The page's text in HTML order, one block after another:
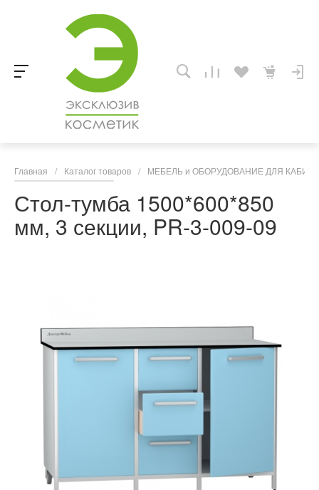
Главная / Каталог товаров / МЕБЕЛЬ и ОБОРУДОВАНИЕ ДЛЯ
Стол-тумба 1500*600*850
мм, 3 секции, PR-3-009-09